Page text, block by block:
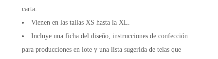
carta.
Vienen en las tallas XS hasta la XL.
Incluye una ficha del diseño, instrucciones de confección
para producciones en lote y una lista sugerida de telas que